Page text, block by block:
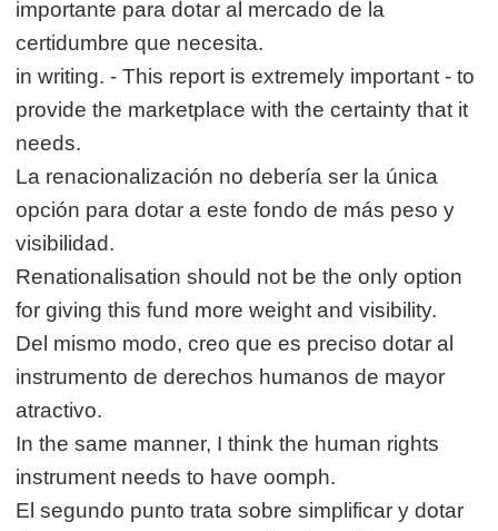
importante para dotar al mercado de la
certidumbre que necesita.
in writing. - This report is extremely important - to
provide the marketplace with the certainty that it
needs.
La renacionalización no debería ser la única
opción para dotar a este fondo de más peso y
visibilidad.
Renationalisation should not be the only option
for giving this fund more weight and visibility.
Del mismo modo, creo que es preciso dotar al
instrumento de derechos humanos de mayor
atractivo.
In the same manner, I think the human rights
instrument needs to have oomph.
El segundo punto trata sobre simplificar y dotar